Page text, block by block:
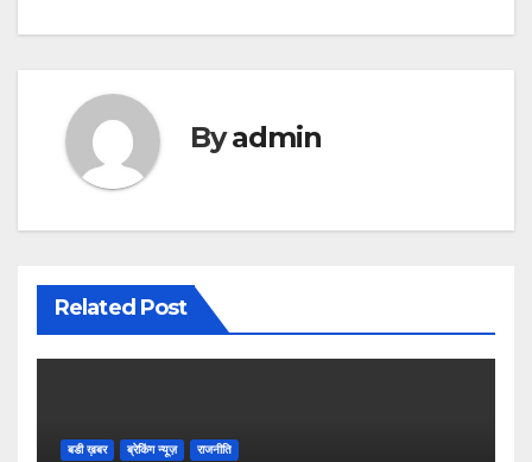
Byadmin
Related Post
बडी ख़बर ब्रेकिंग न्यूज़ राजनीति